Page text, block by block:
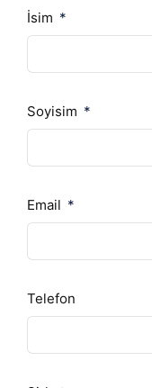
İsim
Soyisim
Email
Telefon